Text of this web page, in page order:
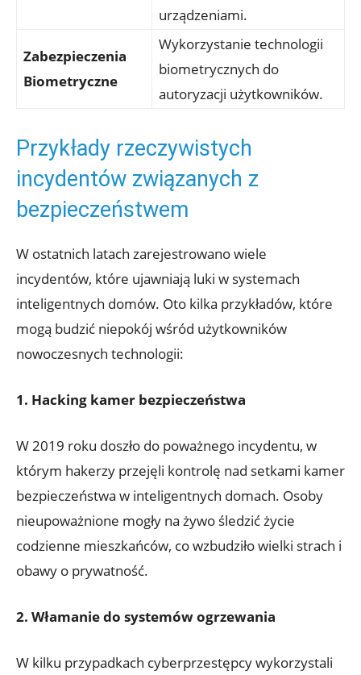
urządzeniami.
Zabezpieczenia
Biometryczne
Wykorzystanie technologii
biometrycznych do
autoryzacji użytkowników.
Przykłady rzeczywistych
incydentów związanych z
bezpieczeństwem
W ostatnich latach⁤ zarejestrowano wiele
incydentów, które ujawniają⁣ luki w ⁣systemach
⁣inteligentnych domów. Oto ⁢kilka przykładów, które
mogą budzić⁢ niepokój wśród użytkowników
nowoczesnych technologii:
1.​ Hacking ‍kamer ⁣bezpieczeństwa
W 2019 roku doszło do poważnego incydentu, w
którym hakerzy przejęli kontrolę nad setkami kamer
bezpieczeństwa⁤ w inteligentnych domach. Osoby
nieupoważnione mogły​ na żywo śledzić życie
codzienne mieszkańców, co wzbudziło wielki strach i⁢
obawy o​ prywatność.
2.​ Włamanie do systemów ogrzewania
W kilku przypadkach cyberprzestępcy wykorzystali